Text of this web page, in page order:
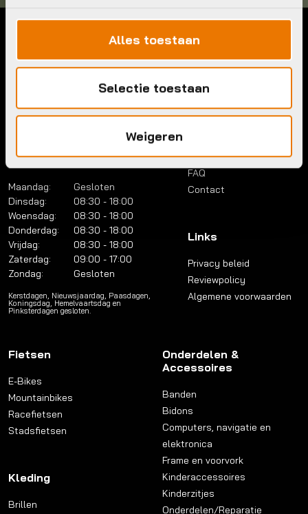
Alles toestaan
Selectie toestaan
Weigeren
Telefoon:
036 5304422
info@bykestore.nl
1315 BP Almere
Openingstijden
Maandag:
Gesloten
Dinsdag:
08:30 - 18:00
Woensdag:
08:30 - 18:00
Donderdag:
08:30 - 18:00
Vrijdag:
08:30 - 18:00
Zaterdag:
09:00 - 17:00
Zondag:
Gesloten
Kerstdagen, Nieuwsjaardag, Paasdagen,
Koningsdag, Hemelvaartsdag en
Pinksterdagen gesloten.
Menu
Lease a bike
Service pakket
Vacatures
FAQ
Contact
Links
Privacy beleid
Reviewpolicy
Algemene voorwaarden
Fietsen
E-Bikes
Mountainbikes
Racefietsen
Stadsfietsen
Kleding
Brillen
Onderdelen &
Accessoires
Banden
Bidons
Computers, navigatie en
elektronica
Frame en voorvork
Kinderaccessoires
Kinderzitjes
Onderdelen/Reparatie